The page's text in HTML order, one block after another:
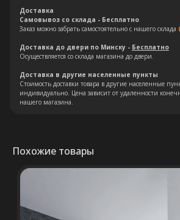
Доставка
Самовывоз со склада - Бесплатно
Заказ можно забрать самостоятельно с нашего склада
Доставка до двери по Минску - Бесплатно
Осуществляется со склада магазина до двери.
Доставка в другие населенные пункты
Стоимость доставки товара в другие населенные
индивидуально. Цена зависит от удаленности
нашего магазина.
Похожие товары
Остались вопросы?
Оставьте свои контакты. Наш
специалист свяжется с Вами в
правильный выбор.